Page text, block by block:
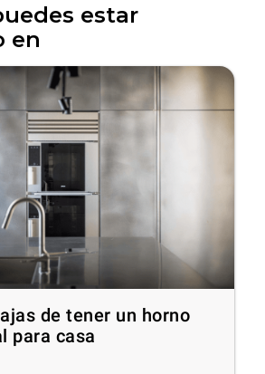
estar
en
de tener un horno
para casa